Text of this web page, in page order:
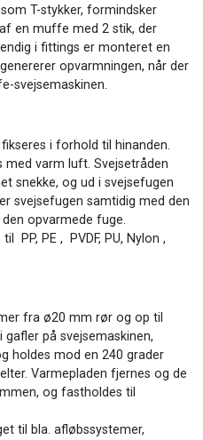
T-stykker, formindsker
en muffe med 2 stik, der
i fittings er monteret en
opvarmningen, når der
svejsemaskinen.
i forhold til hinanden.
varm luft. Svejsetråden
snekke, og ud i svejsefugen
svejsefugen samtidig med den
opvarmede fuge.
PP, PE , PVDF, PU, Nylon ,
fra ø20 mm rør og op til
på svejsemaskinen,
holdes mod en 240 grader
Varmepladen fjernes og de
og fastholdes til
til bla. afløbssystemer,